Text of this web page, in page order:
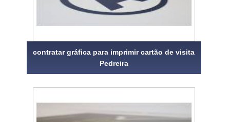
contratar gráfica para imprimir cartão de visita
Pedreira